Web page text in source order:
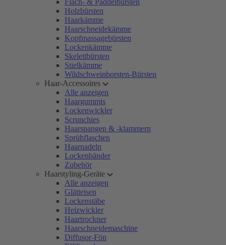
Flach- & Paddelbürsten
Holzbürsten
Haarkämme
Haarschneidekämme
Kopfmassagebürsten
Lockenkämme
Skelettbürsten
Stielkämme
Wildschweinborsten-Bürsten
Haar-Accessoires
Alle anzeigen
Haargummis
Lockenwickler
Scrunchies
Haarspangen & -klammern
Sprühflaschen
Haarnadeln
Lockenbänder
Zubehör
Haarstyling-Geräte
Alle anzeigen
Glätteisen
Lockenstäbe
Heizwickler
Haartrockner
Haarschneidemaschine
Diffusor-Fön